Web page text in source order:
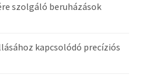
szolgáló beruházások
kapcsolódó precíziós